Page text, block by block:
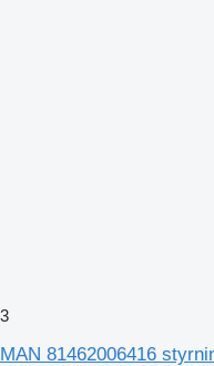
3
MAN 81462006416